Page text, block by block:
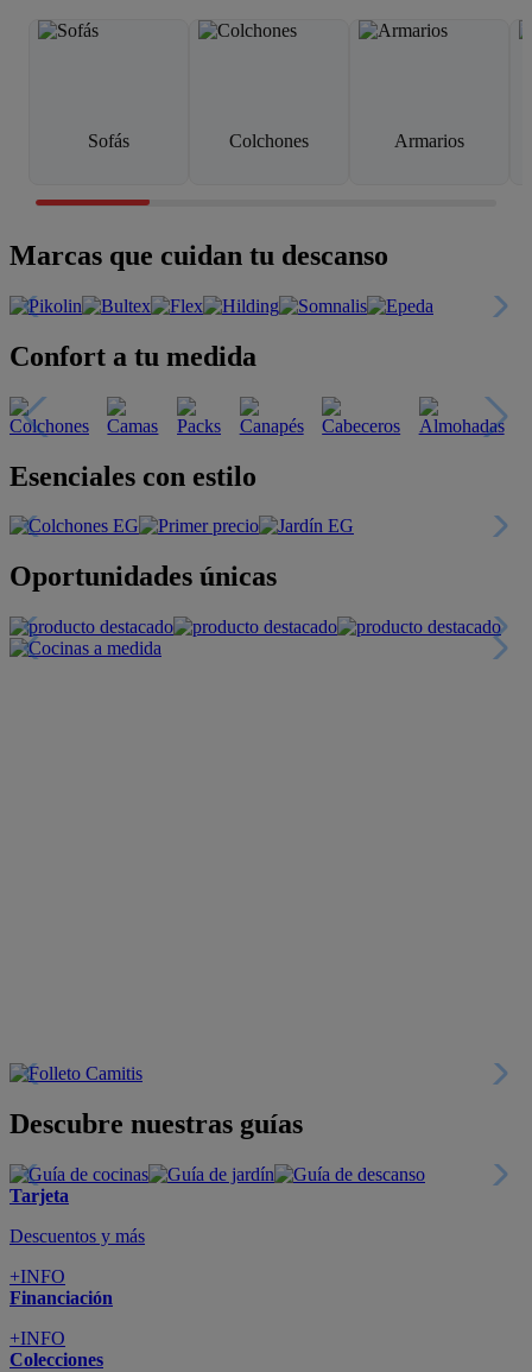
Sofás Colchones Armarios
Marcas que cuidan tu descanso
Confort a tu medida
Esenciales con estilo
Oportunidades únicas
Descubre nuestras guías
Tarjeta
Descuentos y más
+INFO
Financiación
+INFO
Colecciones